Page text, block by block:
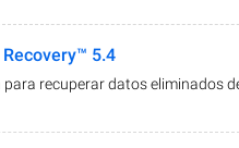
5.4
recuperar datos eliminados